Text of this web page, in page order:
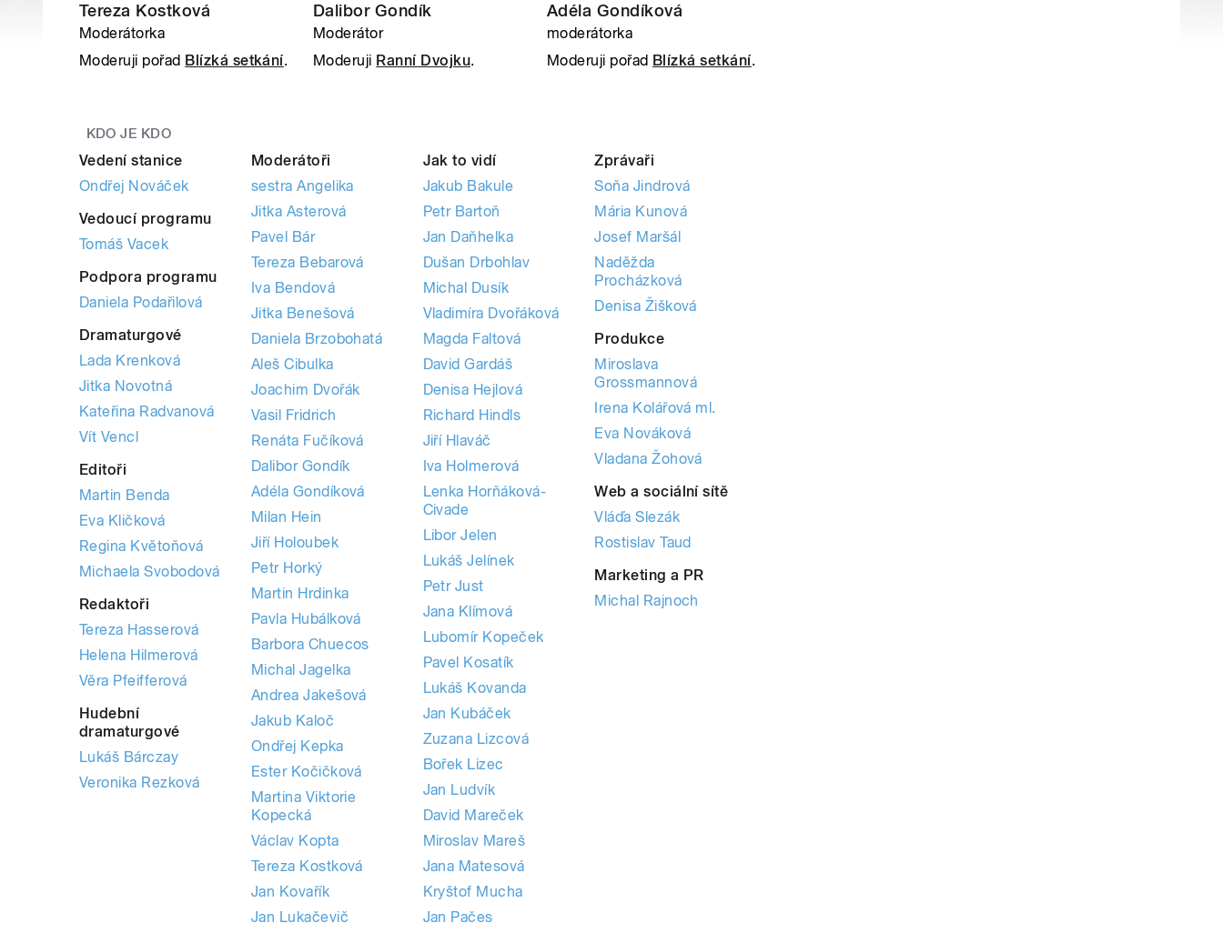
Tereza Kostková
Moderátorka
Moderuji pořad Blízká setkání.
Dalibor Gondík
Moderátor
Moderuji Ranní Dvojku.
Adéla Gondíková
moderátorka
Moderuji pořad Blízká setkání.
KDO JE KDO
Vedení stanice
Ondřej Nováček
Vedoucí programu
Tomáš Vacek
Podpora programu
Daniela Podařilová
Dramaturgové
Lada Krenková
Jitka Novotná
Kateřina Radvanová
Vít Vencl
Editoři
Martin Benda
Eva Kličková
Regina Květoňová
Michaela Svobodová
Redaktoři
Tereza Hasserová
Helena Hilmerová
Věra Pfeifferová
Hudební
dramaturgové
Lukáš Bárczay
Veronika Rezková
Moderátoři
sestra Angelika
Jitka Asterová
Pavel Bár
Tereza Bebarová
Iva Bendová
Jitka Benešová
Daniela Brzobohatá
Aleš Cibulka
Joachim Dvořák
Vasil Fridrich
Renáta Fučíková
Dalibor Gondík
Adéla Gondíková
Milan Hein
Jiří Holoubek
Petr Horký
Martin Hrdinka
Pavla Hubálková
Barbora Chuecos
Michal Jagelka
Andrea Jakešová
Jakub Kaloč
Ondřej Kepka
Ester Kočičková
Martina Viktorie
Kopecká
Václav Kopta
Tereza Kostková
Jan Kovařík
Jan Lukačevič
Jak to vidí
Jakub Bakule
Petr Bartoň
Jan Daňhelka
Dušan Drbohlav
Michal Dusík
Vladimíra Dvořáková
Magda Faltová
David Gardáš
Denisa Hejlová
Richard Hindls
Jiří Hlaváč
Iva Holmerová
Lenka Horňáková-
Civade
Libor Jelen
Lukáš Jelínek
Petr Just
Jana Klímová
Lubomír Kopeček
Pavel Kosatík
Lukáš Kovanda
Jan Kubáček
Zuzana Lizcová
Bořek Lizec
Jan Ludvík
David Mareček
Miroslav Mareš
Jana Matesová
Kryštof Mucha
Jan Pačes
Zprávaři
Soňa Jindrová
Mária Kunová
Josef Maršál
Naděžda
Procházková
Denisa Žišková
Produkce
Miroslava
Grossmannová
Irena Kolářová ml.
Eva Nováková
Vladana Žohová
Web a sociální sítě
Vláďa Slezák
Rostislav Taud
Marketing a PR
Michal Rajnoch